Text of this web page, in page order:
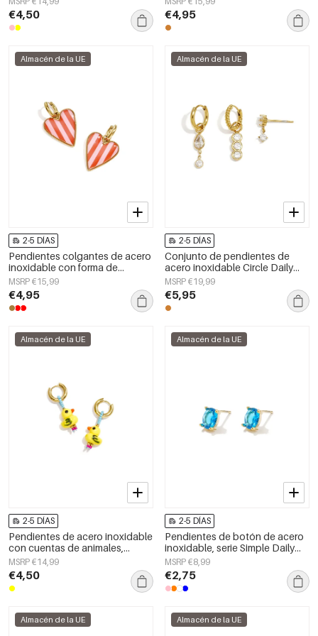
joyería para mujer
€4,50
joyería para mujer
€4,95
Almacén de la UE
2-5 DÍAS
Pendientes colgantes de acero
inoxidable con forma de
corazón, sencillos, de la serie
Daily Simple, joyería para mujer.
MSRP €15,99
€4,95
Almacén de la UE
2-5 DÍAS
Conjunto de pendientes de
acero inoxidable Circle Daily
Daily Simple Series Joyería para
mujer
MSRP €19,99
€5,95
Almacén de la UE
2-5 DÍAS
Pendientes de acero inoxidable
con cuentas de animales,
lindos, de la serie Daily Simple,
joyería para mujer.
MSRP €14,99
€4,50
Almacén de la UE
2-5 DÍAS
Pendientes de botón de acero
inoxidable, serie Simple Daily
Simple, joyería para mujer
MSRP €8,99
€2,75
Almacén de la UE Almacén de la UE